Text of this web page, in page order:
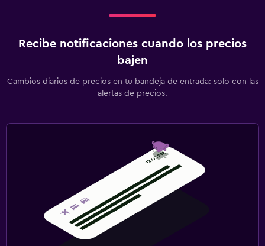
Recibe notificaciones cuando los precios
bajen
Cambios diarios de precios en tu bandeja de entrada: solo con las
alertas de precios.